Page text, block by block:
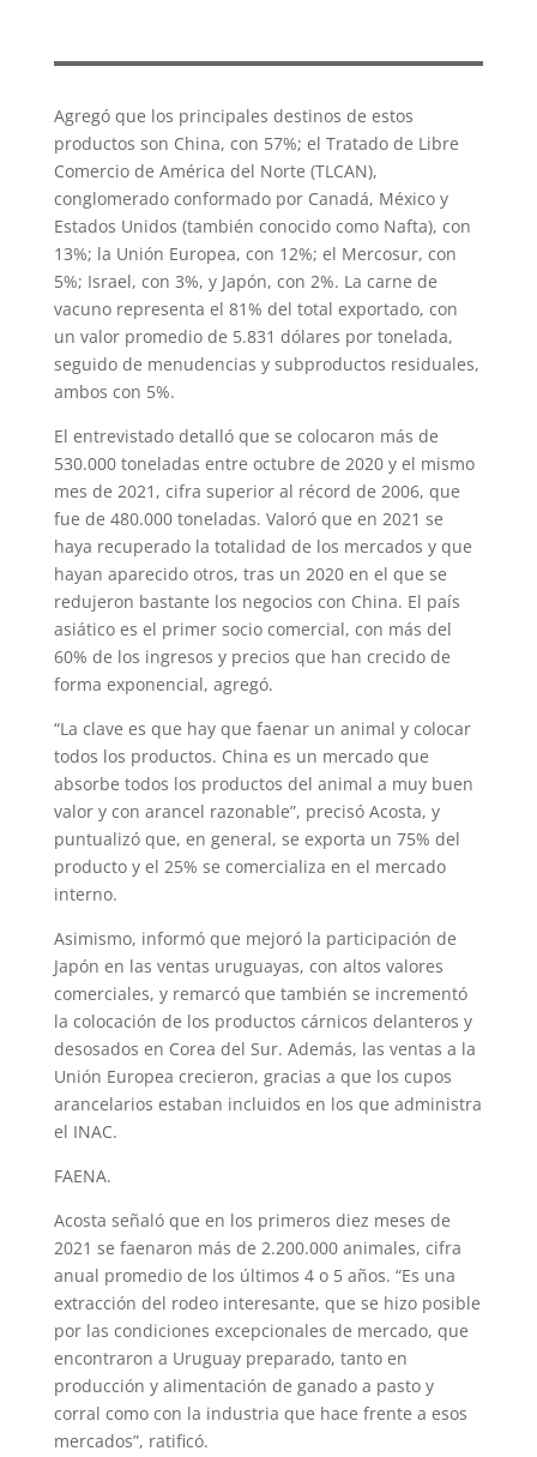
Agregó que los principales destinos de estos
productos son China, con 57%; el Tratado de Libre
Comercio de América del Norte (TLCAN),
conglomerado conformado por Canadá, México y
Estados Unidos (también conocido como Nafta), con
13%; la Unión Europea, con 12%; el Mercosur, con
5%; Israel, con 3%, y Japón, con 2%. La carne de
vacuno representa el 81% del total exportado, con
un valor promedio de 5.831 dólares por tonelada,
seguido de menudencias y subproductos residuales,
ambos con 5%.
El entrevistado detalló que se colocaron más de
530.000 toneladas entre octubre de 2020 y el mismo
mes de 2021, cifra superior al récord de 2006, que
fue de 480.000 toneladas. Valoró que en 2021 se
haya recuperado la totalidad de los mercados y que
hayan aparecido otros, tras un 2020 en el que se
redujeron bastante los negocios con China. El país
asiático es el primer socio comercial, con más del
60% de los ingresos y precios que han crecido de
forma exponencial, agregó.
“La clave es que hay que faenar un animal y colocar
todos los productos. China es un mercado que
absorbe todos los productos del animal a muy buen
valor y con arancel razonable”, precisó Acosta, y
puntualizó que, en general, se exporta un 75% del
producto y el 25% se comercializa en el mercado
interno.
Asimismo, informó que mejoró la participación de
Japón en las ventas uruguayas, con altos valores
comerciales, y remarcó que también se incrementó
la colocación de los productos cárnicos delanteros y
desosados en Corea del Sur. Además, las ventas a la
Unión Europea crecieron, gracias a que los cupos
arancelarios estaban incluidos en los que administra
el INAC.
FAENA.
Acosta señaló que en los primeros diez meses de
2021 se faenaron más de 2.200.000 animales, cifra
anual promedio de los últimos 4 o 5 años. “Es una
extracción del rodeo interesante, que se hizo posible
por las condiciones excepcionales de mercado, que
encontraron a Uruguay preparado, tanto en
producción y alimentación de ganado a pasto y
corral como con la industria que hace frente a esos
mercados”, ratificó.